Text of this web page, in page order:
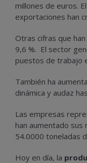
millones de euros.
exportaciones han
Otras cifras que
9,6 %. El sector
puestos de trabajo
También ha
dinámica y audaz
Las empresas
han aumentado sus
54.0000 toneladas
Hoy en día, la